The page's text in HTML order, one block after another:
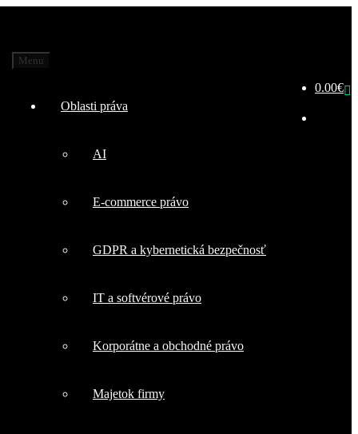
Menu
Oblasti práva
AI
E-commerce právo
GDPR a kybernetická bezpečnosť
IT a softvérové právo
Korporátne a obchodné právo
Majetok firmy
0.00€